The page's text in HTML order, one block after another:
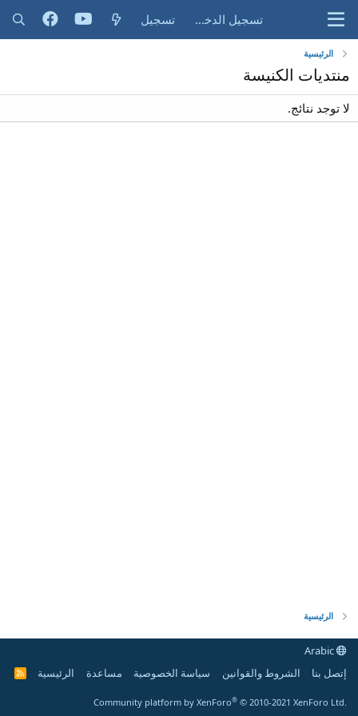
تسجيل الدخول تسجيل
الرئيسية
منتديات الكنيسة
لا توجد نتائج.
الرئيسية
إتصل بنا
الشروط والقوانين سياسة الخصوصية مساعدة الرئيسية
R
Community platform by XenForo® © 2010-2021 XenForo Ltd.